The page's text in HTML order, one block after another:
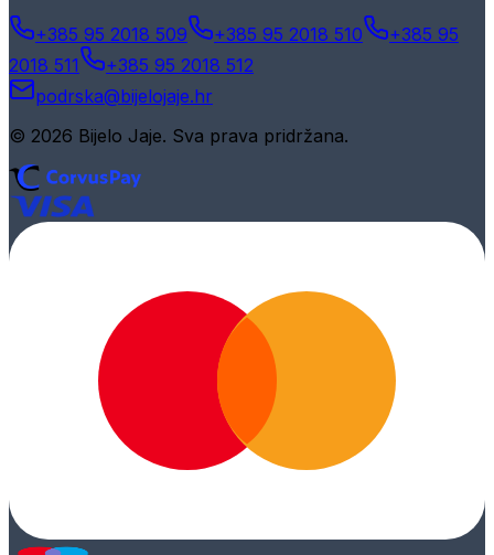
+385 95 2018 509 +385 95 2018 510
+385 95
2018 511
+385 95 2018 512
podrska@bijelojaje.hr
© 2026 Bijelo Jaje. Sva prava pridržana.